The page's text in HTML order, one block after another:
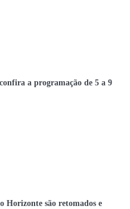
a programação de 5 a 9
Horizonte são retomados e